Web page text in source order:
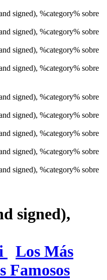
signed),
Los Más
Famosos